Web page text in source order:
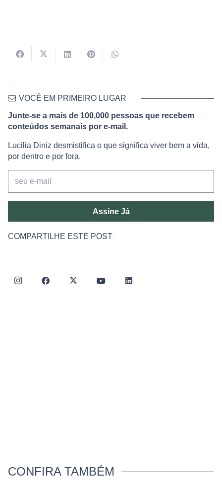
VOCÊ EM PRIMEIRO LUGAR
Junte-se a mais de 100,000 pessoas que recebem
conteúdos semanais por e-mail.
Lucilia Diniz desmistifica o que significa viver bem a vida,
por dentro e por fora.
Assine Já
COMPARTILHE ESTE POST
CONFIRA TAMBÉM